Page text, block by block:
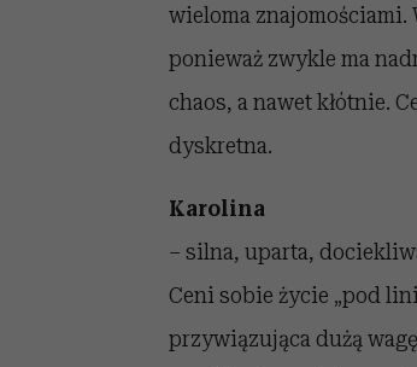
wieloma znajomościami.
ponieważ zwykle ma
chaos, a nawet kłótnie.
dyskretna.
Karolina
– silna, uparta,
Ceni sobie życie „pod
przywiązująca dużą